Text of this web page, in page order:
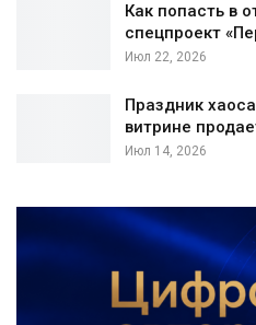
Как попасть в
спецпроект
Июл 22, 2026
Праздник
витрине
Июл 14, 2026